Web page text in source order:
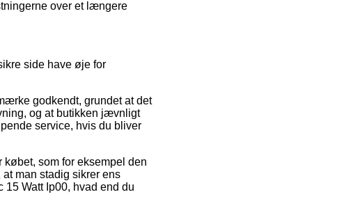
over et længere
side have øje for
godkendt, grundet at det
og at butikken jævnligt
service, hvis du bliver
som for eksempel den
man stadig sikrer ens
Watt Ip00, hvad end du